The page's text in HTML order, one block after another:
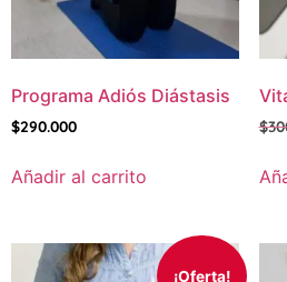
Programa Adiós Diástasis
$290.000
Añadir al carrito
$
¡Oferta!